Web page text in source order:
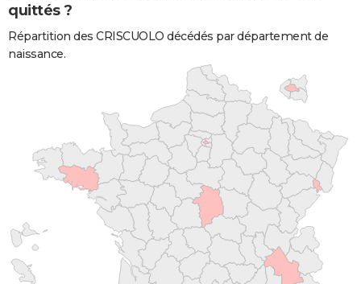
quittés ?
Répartition des CRISCUOLO décédés par département de
naissance.